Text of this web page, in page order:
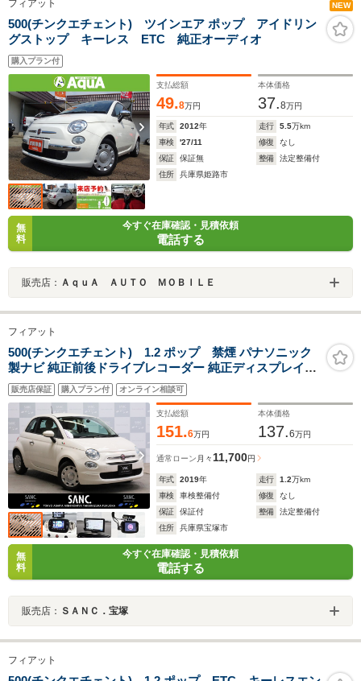
フィアット NEW
500(チンクエチェント) ツインエア ポップ アイドリン
グストップ キーレス ETC 純正オーディオ
購入プラン付
支払総額
49.8万円
本体価格
37.8万円
年式 2012年 走行 5.5万km
車検
'27/11 修復
なし
保証
保証無 整備
法定整備付
住所
兵庫県姫路市
無
料
今すぐ在庫確認・見積依頼
電話する
販売店： ＡｑｕＡ ＡＵＴＯ ＭＯＢＩＬＥ
フィアット
500(チンクエチェント) 1.2 ポップ 禁煙 パナソニック
製ナビ 純正前後ドライブレコーダー 純正ディスプレイオ
ーディオ カープレイ対応 USB入力端子 LEDデイライト 2
トーンシート グローブボックス
販売店保証 購入プラン付 オンライン相談可
支払総額
151.6万円
本体価格
137.6万円
通常ローン 月々11,700円
年式 2019年 走行 1.2万km
車検
車検整備付 修復
なし
保証
保証付 整備
法定整備付
住所
兵庫県宝塚市
無
料
今すぐ在庫確認・見積依頼
電話する
販売店： ＳＡＮＣ．宝塚
フィアット